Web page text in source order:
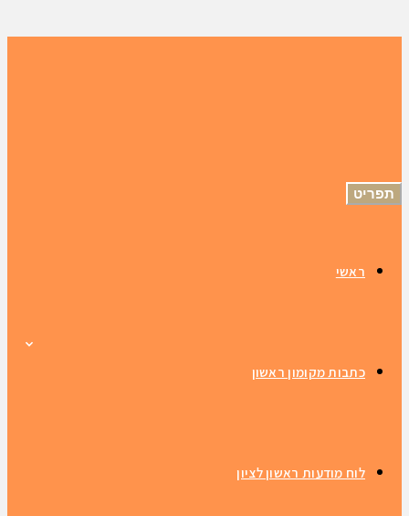
תפריט
ראשי
כתבות מקומון ראשון
לוח מודעות ראשון לציון